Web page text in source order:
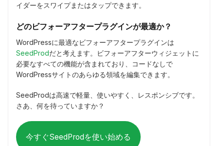
イダーをスワイプまたはタップできます。
どのビフォーアフタープラグインが最適か？
WordPressに最適なビフォーアフタープラグインは
SeedProdだと考えます。ビフォーアフターウィジェットに
必要なすべての機能が含まれており、コードなしで
WordPressサイトのあらゆる領域を編集できます。
SeedProdは高速で軽量、使いやすく、レスポンシブです。
さあ、何を待っていますか？
今すぐSeedProdを使い始める